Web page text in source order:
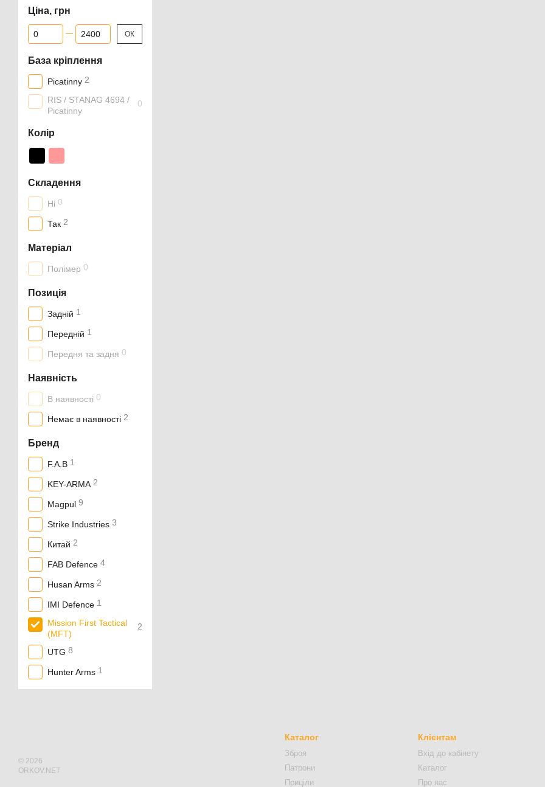
Ціна, грн
Від Ціна, грн
До Ціна, грн ОК
База кріплення
Picatinny 2
RIS / STANAG 4694 /
Picatinny
0
Колір
Складення
Ні 0
Так 2
Матеріал
Полімер 0
Позиція
Задній 1
Передній 1
Передня та задня 0
Наявність
В наявності 0
Немає в наявності 2
Бренд
F.A.B 1
KEY-ARMA 2
Magpul 9
Strike Industries 3
Китай 2
FAB Defence 4
Husan Arms 2
IMI Defence 1
Mission First Tactical
(MFT)
2
UTG 8
Hunter Arms 1
© 2026
ORKOV.NET
Каталог
Зброя
Патрони
Приціли
Клієнтам
Вхід до кабінету
Каталог
Про нас